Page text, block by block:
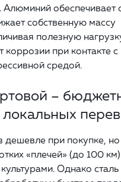
Алюминий обеспечивает
собственную массу
полезную
при контакте с
средой.
–
дешевле при покупке,
«плечей» (до 100
Однако сталь